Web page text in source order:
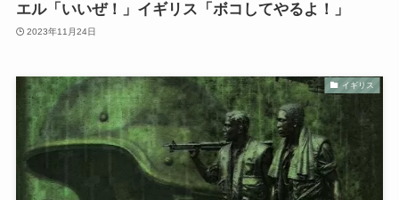
エル「いいぜ！」イギリス「ボコしてやるよ！」
2023年11月24日
イギリス